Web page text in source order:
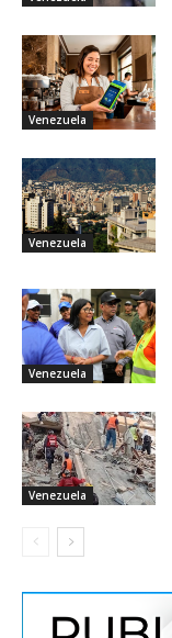
Venezuela
Venezuela
Venezuela
Venezuela